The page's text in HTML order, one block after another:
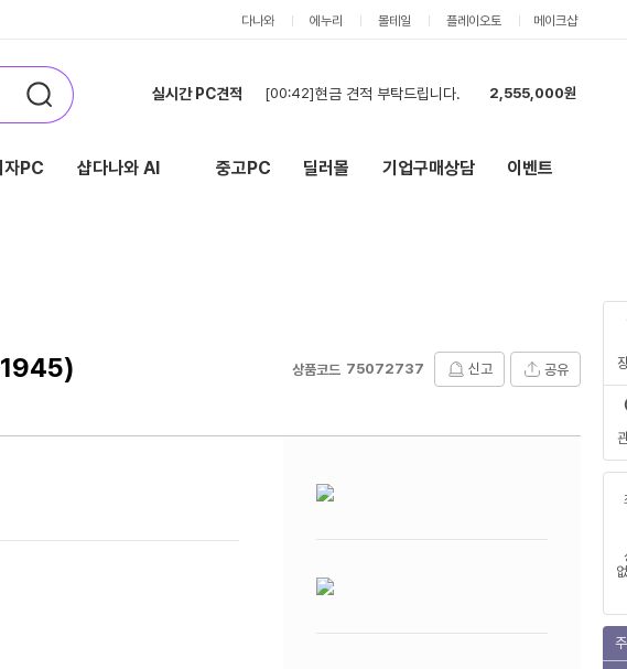
다나와 에누리 몰테일 플레이오토 메이크샵
실시간 PC견적 [00:42]현금 견적 부탁드립니다.
2,555,000원
[03:30]
3,374,000원
2,908,000원
자PC 샵다나와 AI 중고PC 딜러몰 기업구매상담 이벤트
1945) 상품코드 75072737 신고 공유